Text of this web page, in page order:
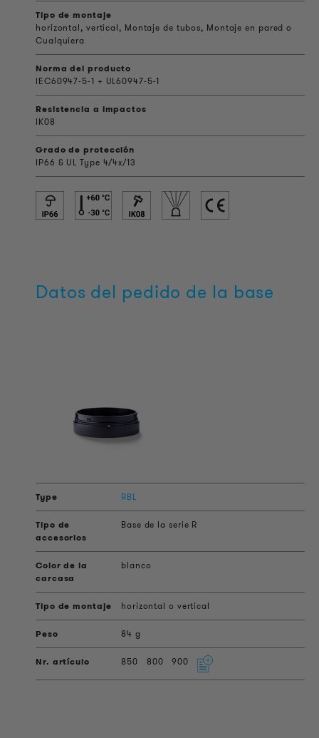
Tipo de montaje
horizontal, vertical, Montaje de tubos, Montaje en pared o
Cualquiera
Norma del producto
IEC60947-5-1 + UL60947-5-1
Resistencia a impactos
IK08
Grado de protección
IP66 & UL Type 4/4x/13
Datos del pedido de la base
RBL
Base de la serie R
blanco
horizontal o vertical
84 g
850 800 900